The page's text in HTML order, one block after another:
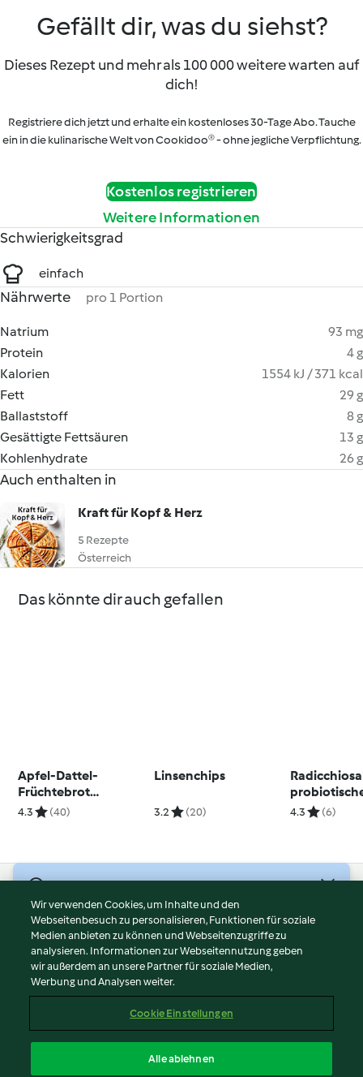
Gefällt dir, was du siehst?
Dieses Rezept und mehr als 100 000 weitere warten auf
dich!
Registriere dich jetzt und erhalte ein kostenloses 30-Tage Abo. Tauche
ein in die kulinarische Welt von Cookidoo® - ohne jegliche Verpflichtung.
Kostenlos registrieren
Weitere Informationen
Schwierigkeitsgrad
einfach
Nährwerte pro 1 Portion
Natrium
93 mg
Protein
4 g
Kalorien
1554 kJ / 371 kcal
Fett
29 g
Ballaststoff
8 g
Gesättigte Fettsäuren
13 g
Kohlenhydrate
26 g
Auch enthalten in
Kraft für Kopf & Herz
5 Rezepte
Österreich
Das könnte dir auch gefallen
Apfel-Dattel-
Früchtebrot
(glutenfrei)
4.3 (40)
Linsenchips
3.2 (20)
Dressing
4.3 (6)
Nutzungsbedingungen
Datenschutzrichtlinien
Disclaimer
Impressum
Inhalt melden
Erklärung zur Barrierefreiheit
Wir verwenden Cookies, um Inhalte und den
Webseitenbesuch zu personalisieren, Funktionen für soziale
Medien anbieten zu können und Webseitenzugriffe zu
analysieren. Informationen zur Webseitennutzung geben
wir außerdem an unsere Partner für soziale Medien,
Werbung und Analysen weiter.
Cookie Einstellungen
Alle ablehnen